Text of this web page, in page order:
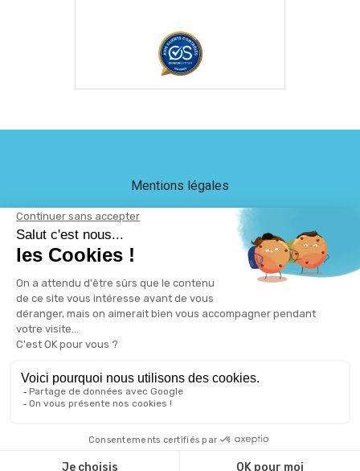
Mentions légales
LEB Communication
Protection des données